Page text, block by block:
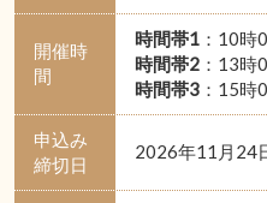
開催時
間
時間帯1：10時
時間帯2：13時
時間帯3：15時
申込み
締切日
2026年11月24